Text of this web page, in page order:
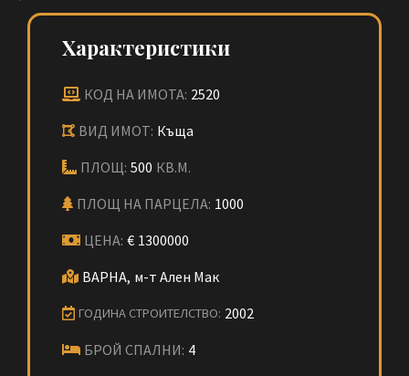
Характеристики
КОД НА ИМОТА: 2520
ВИД ИМОТ: Къща
ПЛОЩ: 500 КВ.М.
ПЛОЩ НА ПАРЦЕЛА: 1000
ЦЕНА: € 1300000
ВАРНА, м-т Ален Мак
ГОДИНА СТРОИТЕЛСТВО: 2002
БРОЙ СПАЛНИ: 4